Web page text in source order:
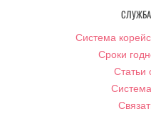
Система
Сроки
Статьи